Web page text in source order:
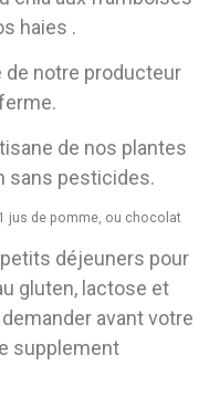
haies .
notre producteur
de nos plantes
sans pesticides.
jus de pomme, ou chocolat
déjeuners pour
gluten, lactose et
avant votre
supplement